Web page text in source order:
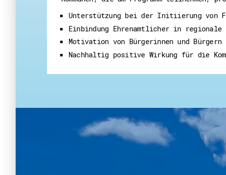
Unterstützung bei der Initiierung von
Einbindung Ehrenamtlicher in regionale
Motivation von Bürgerinnen und
Nachhaltig positive Wirkung für die